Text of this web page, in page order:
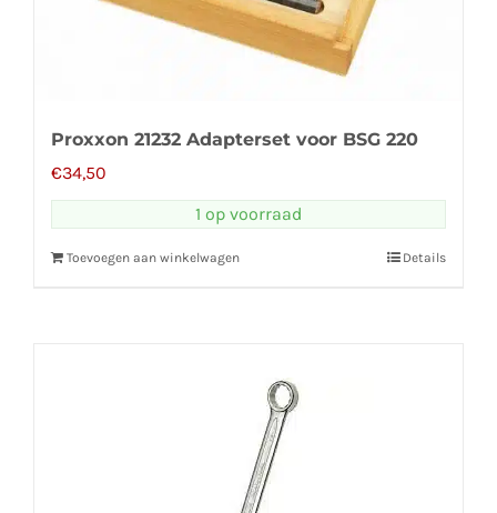
Proxxon 21232 Adapterset voor BSG 220
€34,50
1 op voorraad
Toevoegen aan winkelwagen Details